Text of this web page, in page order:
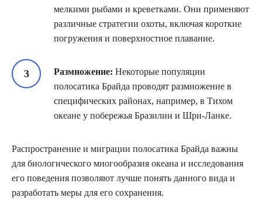
мелкими рыбами и креветками. Они применяют
различные стратегии охоты, включая короткие
погружения и поверхностное плавание.
Размножение: Некоторые популяции
полосатика Брайда проводят размножение в
специфических районах, например, в Тихом
океане у побережья Бразилии и Шри-Ланке.
Распространение и миграции полосатика Брайда важны
для биологического многообразия океана и исследования
его поведения позволяют лучше понять данного вида и
разработать меры для его сохранения.